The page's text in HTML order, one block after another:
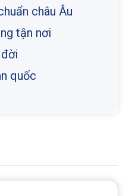
châu Âu
tận nơi
quốc